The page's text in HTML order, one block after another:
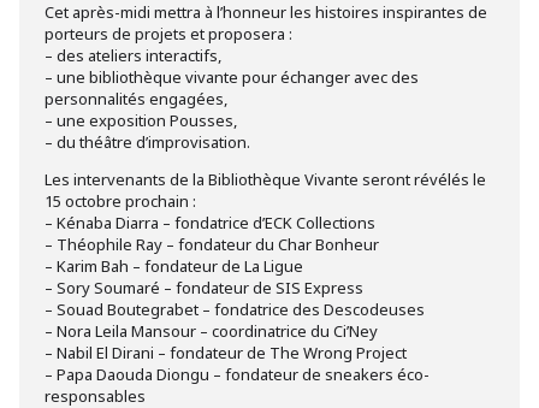
Cet après-midi mettra à l’honneur les histoires inspirantes de
porteurs de projets et proposera :
– des ateliers interactifs,
– une bibliothèque vivante pour échanger avec des
personnalités engagées,
– une exposition Pousses,
– du théâtre d’improvisation.
Les intervenants de la Bibliothèque Vivante seront révélés le
15 octobre prochain :
– Kénaba Diarra – fondatrice d’ECK Collections
– Théophile Ray – fondateur du Char Bonheur
– Karim Bah – fondateur de La Ligue
– Sory Soumaré – fondateur de SIS Express
– Souad Boutegrabet – fondatrice des Descodeuses
– Nora Leila Mansour – coordinatrice du Ci’Ney
– Nabil El Dirani – fondateur de The Wrong Project
– Papa Daouda Diongu – fondateur de sneakers éco-
responsables